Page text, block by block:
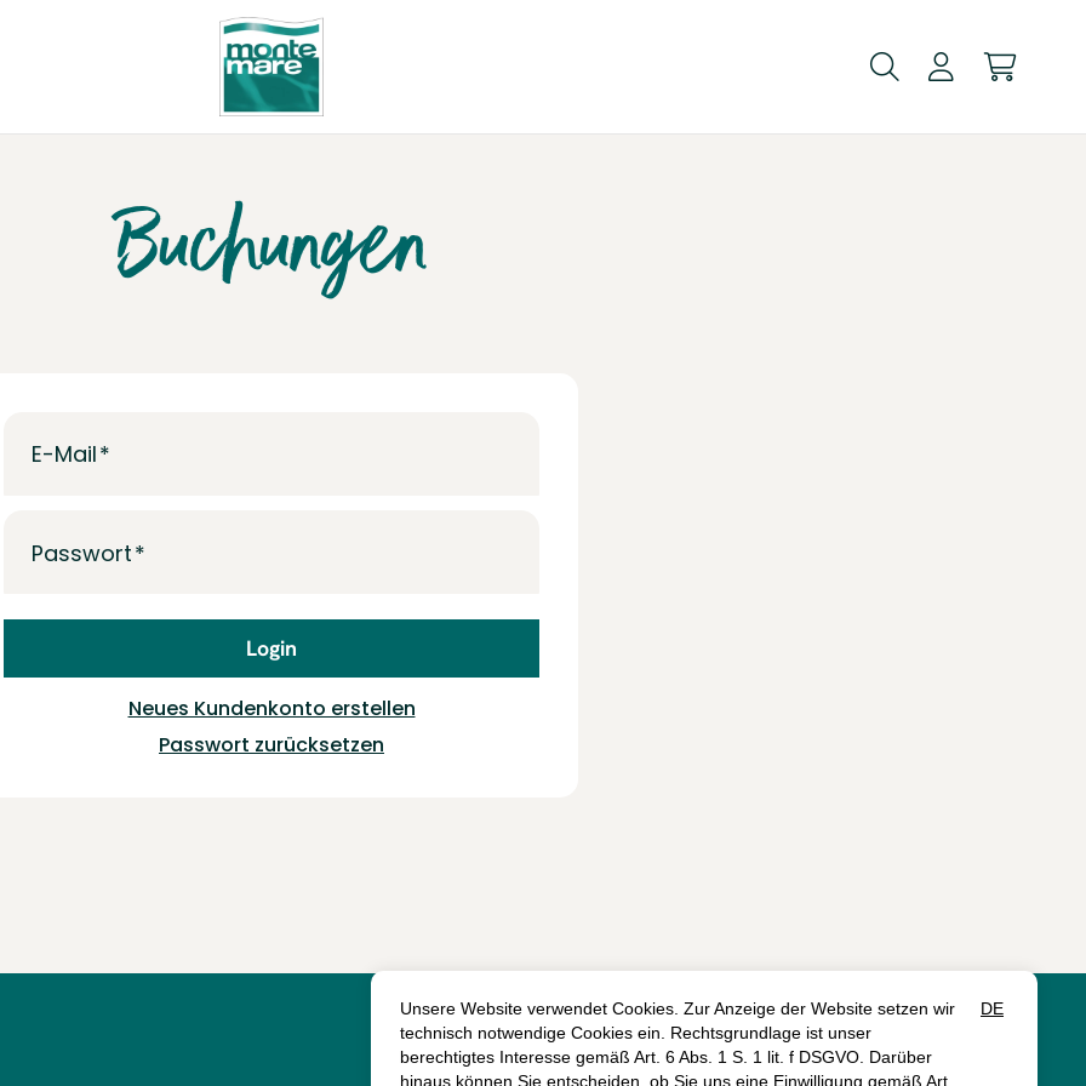
Buchungen
E-Mail
Passwort
Login
Neues Kundenkonto erstellen
Passwort zurücksetzen